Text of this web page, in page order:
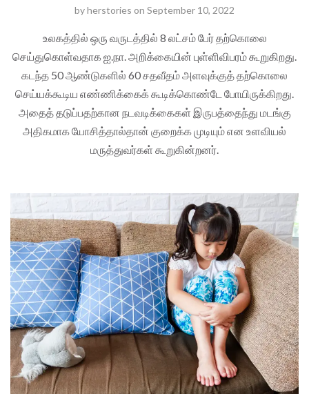
byherstories on September 10, 2022
உலகத்தில் ஒரு வருடத்தில் 8 லட்சம் பேர் தற்கொலை
செய்துகொள்வதாக ஐ.நா. அறிக்கையின் புள்ளிவிபரம் கூறுகிறது.
கடந்த 50 ஆண்டுகளில் 60 சதவீதம் அளவுக்குத் தற்கொலை
செய்யக்கூடிய எண்ணிக்கைக் கூடிக்கொண்டே போயிருக்கிறது.
அதைத் தடுப்பதற்கான நடவடிக்கைகள் இருபத்தைந்து மடங்கு
அதிகமாக யோசித்தால்தான் குறைக்க முடியும் என உளவியல்
மருத்துவர்கள் கூறுகின்றனர்.